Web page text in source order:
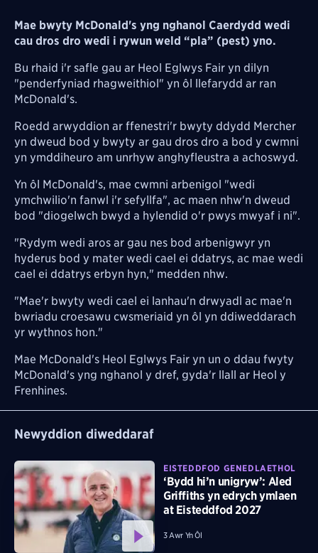
Mae bwyty McDonald's yng nghanol Caerdydd wedi
cau dros dro wedi i rywun weld “pla” (pest) yno.
Bu rhaid i'r safle gau ar Heol Eglwys Fair yn dilyn
"penderfyniad rhagweithiol" yn ôl llefarydd ar ran
McDonald's.
Roedd arwyddion ar ffenestri'r bwyty ddydd Mercher
yn dweud bod y bwyty ar gau dros dro a bod y cwmni
yn ymddiheuro am unrhyw anghyfleustra a achoswyd.
Yn ôl McDonald's, mae cwmni arbenigol "wedi
ymchwilio'n fanwl i'r sefyllfa", ac maen nhw'n dweud
bod "diogelwch bwyd a hylendid o'r pwys mwyaf i ni".
"Rydym wedi aros ar gau nes bod arbenigwyr yn
hyderus bod y mater wedi cael ei ddatrys, ac mae wedi
cael ei ddatrys erbyn hyn," medden nhw.
"Mae'r bwyty wedi cael ei lanhau'n drwyadl ac mae'n
bwriadu croesawu cwsmeriaid yn ôl yn ddiweddarach
yr wythnos hon."
Mae McDonald's Heol Eglwys Fair yn un o ddau fwyty
McDonald's yng nghanol y dref, gyda'r llall ar Heol y
Frenhines.
Newyddion diweddaraf
EISTEDDFOD GENEDLAETHOL
‘Bydd hi’n unigryw’: Aled
Griffiths yn edrych ymlaen
at Eisteddfod 2027
3 Awr Yn Ôl